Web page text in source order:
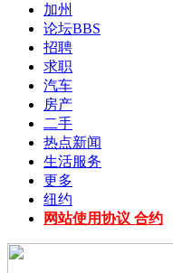
加州
论坛BBS
招聘
求职
汽车
房产
二手
热点新闻
生活服务
更多
纽约
网站使用协议 合约